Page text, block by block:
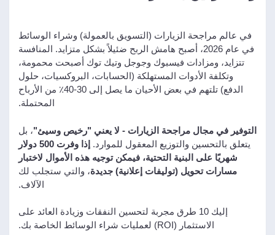
في عالم مراجحة الزيارات (التسويق بالعمولة) وشراء الوسائط
في عام 2026، أصبح هامش الربح ضئيلاً بشكل متزايد. المنافسة
تتزايد، ومزادات فيسبوك وجوجل وتيك توك أصبحت محمومة،
وتكلفة الأدوات المستهلكة (الحسابات، البروكسيات، حلول
الدفع) تلتهم في بعض الأحيان ما يصل إلى 30-40٪ من الأرباح
المحتملة.
التوفير في مجال مراجحة الزيارات - لا يعني "رخيص وسيئ"، بل
يتعلق بالتحسين والتوزيع المعقول للموارد.
إذا وفرت 500 دولار
شهريًا على البنية التحتية، فيمكن توجيه هذه الأموال لاختبار
مسارات تحويل (توليفات إعلانية) جديدة، والتي ستجلب لك
الآلاف.
إليك 10 طرق مجربة لتحسين النفقات وزيادة العائد على
الاستثمار (ROI) لعمليات شراء الوسائط الخاصة بك.